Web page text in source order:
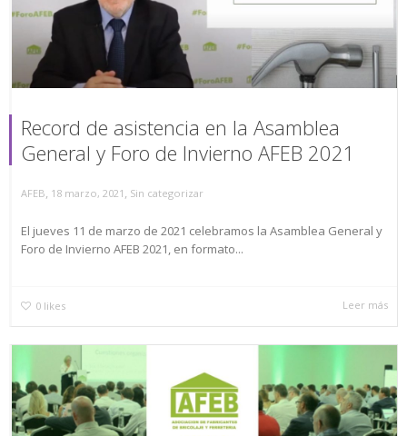
Record de asistencia en la Asamblea
General y Foro de Invierno AFEB 2021
AFEB, 18 marzo, 2021 , Sin categorizar
El jueves 11 de marzo de 2021 celebramos la Asamblea General y
Foro de Invierno AFEB 2021, en formato...
0 likes Leer más